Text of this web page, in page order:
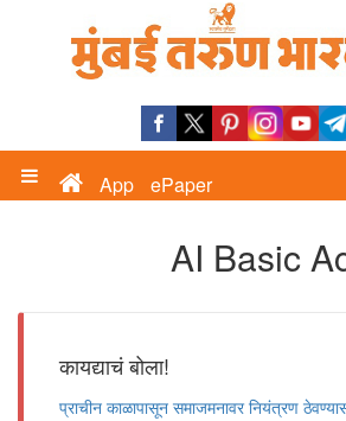
App ePaper
AI Basic
कायद्याचं बोला!
प्राचीन काळापासून समाजमनावर नियंत्रण